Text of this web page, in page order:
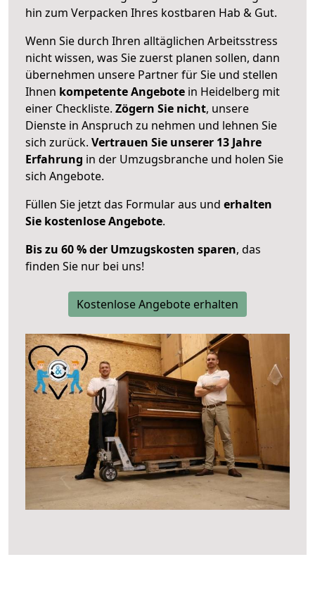
hin zum Verpacken Ihres kostbaren Hab & Gut.
Wenn Sie durch Ihren alltäglichen Arbeitsstress
nicht wissen, was Sie zuerst planen sollen, dann
übernehmen unsere Partner für Sie und stellen
Ihnen kompetente Angebote in Heidelberg mit
einer Checkliste. Zögern Sie nicht, unsere
Dienste in Anspruch zu nehmen und lehnen Sie
sich zurück. Vertrauen Sie unserer 13 Jahre
Erfahrung in der Umzugsbranche und holen Sie
sich Angebote.
Füllen Sie jetzt das Formular aus und erhalten
Sie kostenlose Angebote.
Bis zu 60 % der Umzugskosten sparen, das
finden Sie nur bei uns!
Kostenlose Angebote erhalten